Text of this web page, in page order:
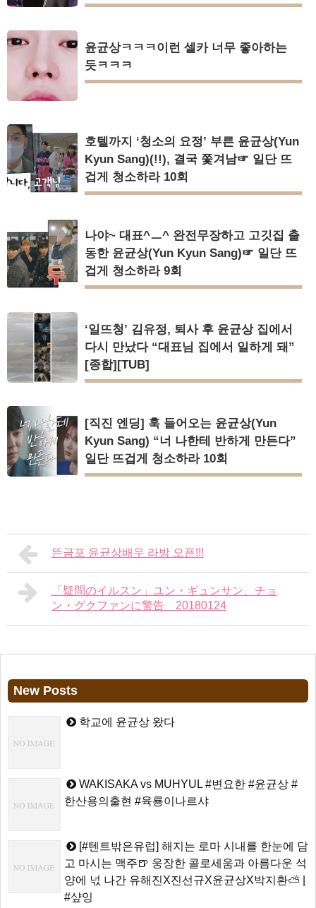
윤균상ㅋㅋㅋ이런 셀카 너무 좋아하는
듯ㅋㅋㅋ
호텔까지 ‘청소의 요정’ 부른 윤균상(Yun
Kyun Sang)(!!), 결국 쫓겨남☞ 일단 뜨
겁게 청소하라 10회
나야~ 대표^ㅡ^ 완전무장하고 고깃집 출
동한 윤균상(Yun Kyun Sang)☞ 일단 뜨
겁게 청소하라 9회
‘일뜨청’ 김유정, 퇴사 후 윤균상 집에서
다시 만났다 “대표님 집에서 일하게 돼”
[종합][TUB]
[직진 엔딩] 훅 들어오는 윤균상(Yun
Kyun Sang) “너 나한테 반하게 만든다”
일단 뜨겁게 청소하라 10회
뜬금포 윤균상배우 라방 오픈!!!
「疑問のイルスン」ユン・ギュンサン、チョ
ン・グクファンに警告 20180124
New Posts
학교에 윤균상 왔다
WAKISAKA vs MUHYUL #변요한 #윤균상 #
한산용의출현 #육룡이나르샤
[#텐트밖은유럽] 해지는 로마 시내를 한눈에 담
고 마시는 맥주🍺 웅장한 콜로세움과 아름다운 석
양에 넋 나간 유해진X진선규X윤균상X박지환⛅ |
#샾잉